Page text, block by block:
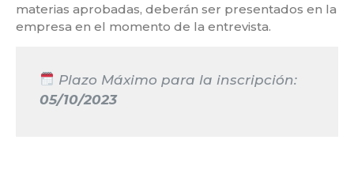
materias aprobadas, deberán ser presentados en la
empresa en el momento de la entrevista.
Plazo Máximo para la inscripción:
05/10/2023